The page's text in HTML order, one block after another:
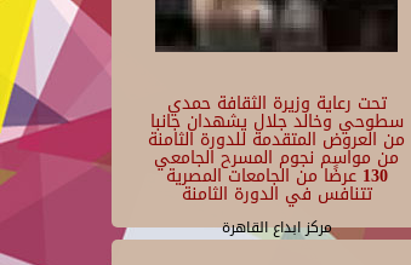
تحت رعاية وزيرة الثقافة حمدي
سطوحي وخالد جلال يشهدان جانبا
من العروض المتقدمة للدورة الثامنة
من مواسم نجوم المسرح الجامعي
130 عرضًا من الجامعات المصرية
تتنافس في الدورة الثامنة
مركز ابداع القاهرة